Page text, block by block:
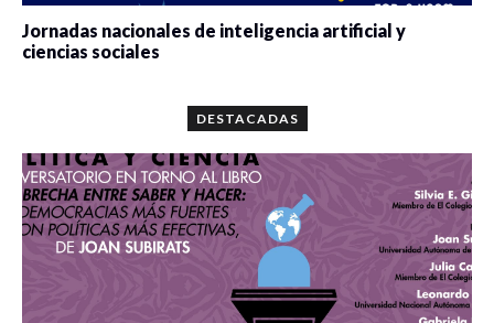
Jornadas nacionales de inteligencia artificial y
ciencias sociales
DESTACADAS